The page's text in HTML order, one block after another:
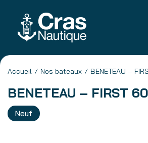
Accueil Nos bateaux BENETEAU –
BENETEAU – FIRST 60
Neuf